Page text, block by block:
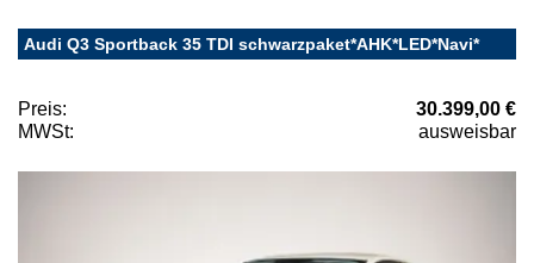
Audi Q3 Sportback 35 TDI schwarzpaket*AHK*LED*Navi*
Preis:
30.399,00 €
MWSt:
ausweisbar